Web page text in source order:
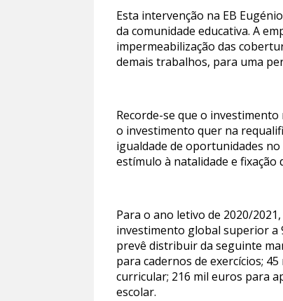
Esta intervenção na EB
da comunidade educativa. A
impermeabilização das
demais trabalhos, para uma
Recorde-se que o
o investimento quer na
igualdade de oportunidades
estímulo à natalidade e fixação
Para o ano letivo de 2020/
investimento global superior a
prevê distribuir da seguinte
para cadernos de exercícios;
curricular; 216 mil euros para
escolar.